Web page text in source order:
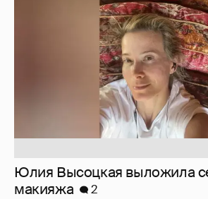
Юлия Высоцкая выложила
макияжа
2